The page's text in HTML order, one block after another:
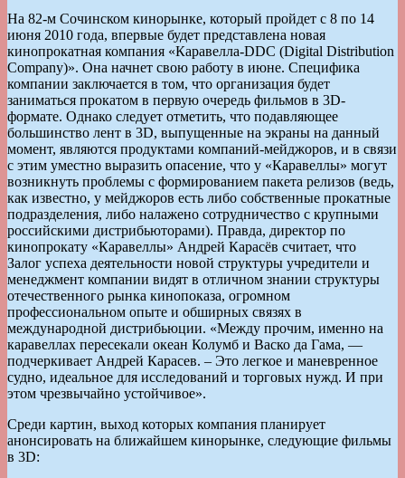
На 82-м Сочинском кинорынке, который пройдет с 8 по 14
июня 2010 года, впервые будет представлена новая
кинопрокатная компания «Каравелла-DDC (Digital Distribution
Company)». Она начнет свою работу в июне. Специфика
компании заключается в том, что организация будет
заниматься прокатом в первую очередь фильмов в 3D-
формате. Однако следует отметить, что подавляющее
большинство лент в 3D, выпущенные на экраны на данный
момент, являются продуктами компаний-мейджоров, и в связи
с этим уместно выразить опасение, что у «Каравеллы» могут
возникнуть проблемы с формированием пакета релизов (ведь,
как известно, у мейджоров есть либо собственные прокатные
подразделения, либо налажено сотрудничество с крупными
российскими дистрибьюторами). Правда, директор по
кинопрокату «Каравеллы» Андрей Карасёв считает, что
Залог успеха деятельности новой структуры учредители и
менеджмент компании видят в отличном знании структуры
отечественного рынка кинопоказа, огромном
профессиональном опыте и обширных связях в
международной дистрибьюции. «Между прочим, именно на
каравеллах пересекали океан Колумб и Васко да Гама, —
подчеркивает Андрей Карасев. – Это легкое и маневренное
судно, идеальное для исследований и торговых нужд. И при
этом чрезвычайно устойчивое».
Среди картин, выход которых компания планирует
анонсировать на ближайшем кинорынке, следующие фильмы
в 3D: